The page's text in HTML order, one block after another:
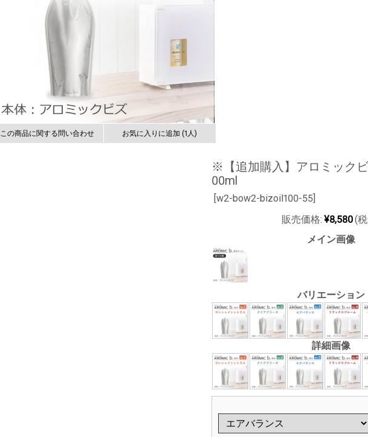
この商品に関する問い合わせ お気に入りに追加 (1人)
※【追加購入】アロミック
00ml
[w2-bow2-bizoil100-55]
販売価格: ¥8,580(
メイン画像
バリエーション
詳細画像